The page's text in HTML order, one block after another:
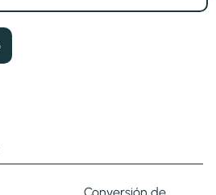
Conversión de